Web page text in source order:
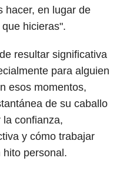
hacer, en lugar de
hicieras".
resultar significativa
para alguien
esos momentos,
de su caballo
confianza,
y cómo trabajar
personal.